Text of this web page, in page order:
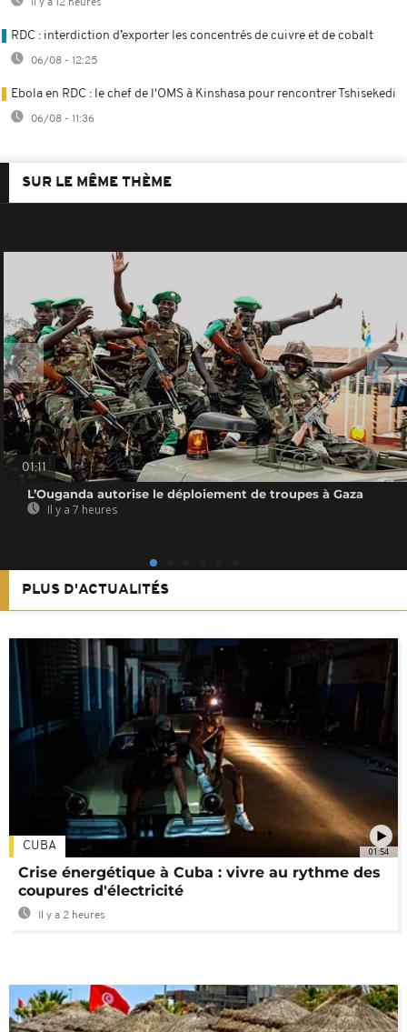
Il y a 12 heures
RDC : interdiction d’exporter les concentrés de cuivre et de cobalt
06/08 - 12:25
Ebola en RDC : le chef de l'OMS à Kinshasa pour rencontrer Tshisekedi
06/08 - 11:36
SUR LE MÊME THÈME
01:11
L’Ouganda autorise le déploiement de troupes à Gaza
Il y a 7 heures
PLUS D'ACTUALITÉS
01:54
CUBA
Crise énergétique à Cuba : vivre au rythme des
coupures d'électricité
Il y a 2 heures